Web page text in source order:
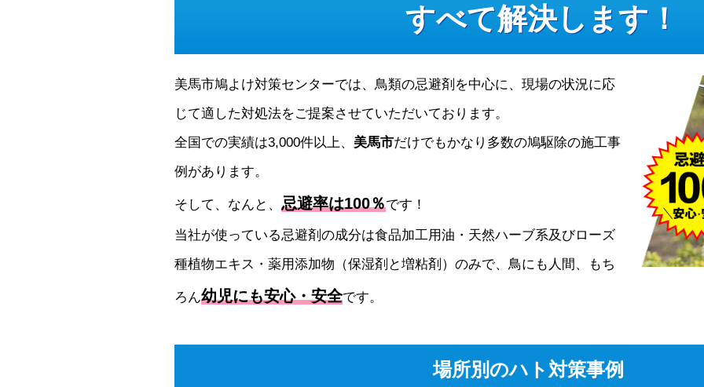
すべて解決します！
美馬市鳩よけ対策センターでは、鳥類の忌避剤を中心に、現場の状況に応
じて適した対処法をご提案させていただいております。
全国での実績は3,000件以上、 美馬市だけでもかなり多数の鳩駆除の施工事
例があります。
そして、なんと、 忌避率は100％です！
当社が使っている忌避剤の成分は食品加工用油・天然ハーブ系及びローズ
種植物エキス・薬用添加物（保湿剤と増粘剤）のみで、鳥にも人間、もち
ろん幼児にも安心・安全です。
場所別のハト対策事例